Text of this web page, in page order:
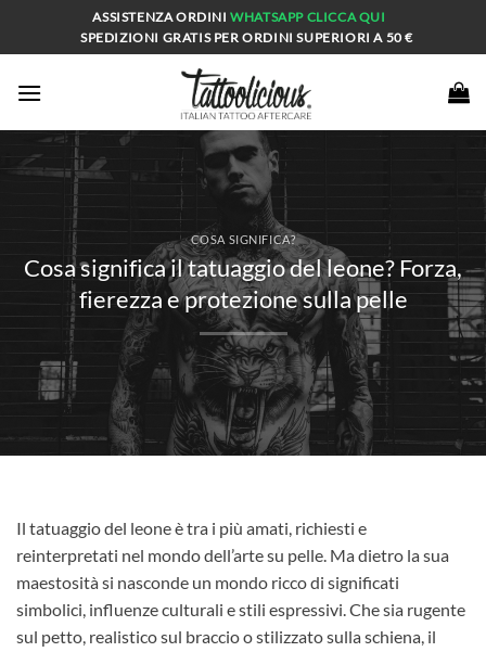
ASSISTENZA ORDINIWHATSAPP CLICCA QUI
SPEDIZIONI GRATIS PER ORDINI SUPERIORI A 50 €
COSA SIGNIFICA?
Cosa significa il tatuaggio del leone? Forza,
fierezza e protezione sulla pelle
Il tatuaggio del leone è tra i più amati, richiesti e
reinterpretati nel mondo dell’arte su pelle. Ma dietro la sua
maestosità si nasconde un mondo ricco di significati
simbolici, influenze culturali e stili espressivi. Che sia rugente
sul petto, realistico sul braccio o stilizzato sulla schiena, il